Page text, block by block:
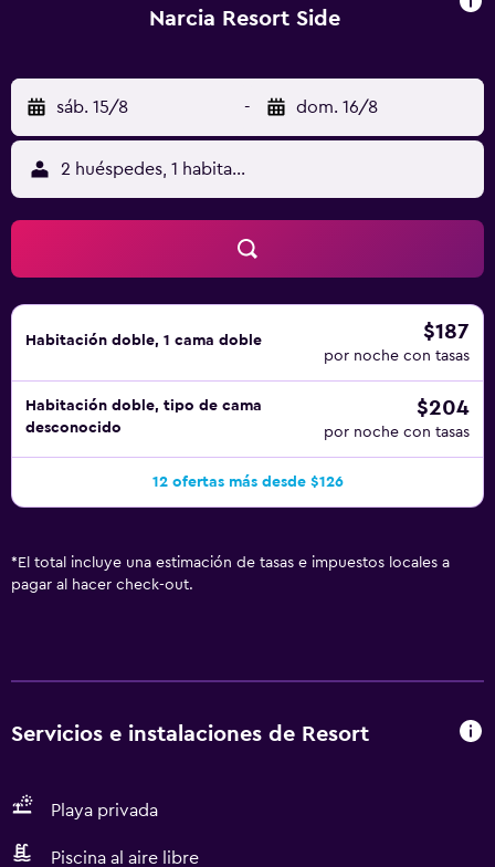
Lalezar À La Carte ofrece especialidades otomanas. El bar
sauna y salas de masajes. El establecimiento alberga un
parque infantil, una piscina para niños y una sala de juegos.
El centro de la ciudad de Side, con un antiguo anfiteatro y
el templo de Apolo, se encuentra a 10 minutos en coche.
El aeropuerto de Antalya está a 65 km del Narcia Resort
Side. Hay aparcamiento privado gratuito.
Narcia Resort Side
sáb. 15/8 - dom. 16/8
2 huéspedes, 1 habitación
Habitación doble, 1 cama doble $187
por noche con tasas
Habitación doble, tipo de cama
desconocido
$204
por noche con tasas
12 ofertas más desde $126
* El total incluye una estimación de tasas e impuestos locales a
pagar al hacer check-out.
Servicios e instalaciones de Resort
Playa privada
Piscina al aire libre